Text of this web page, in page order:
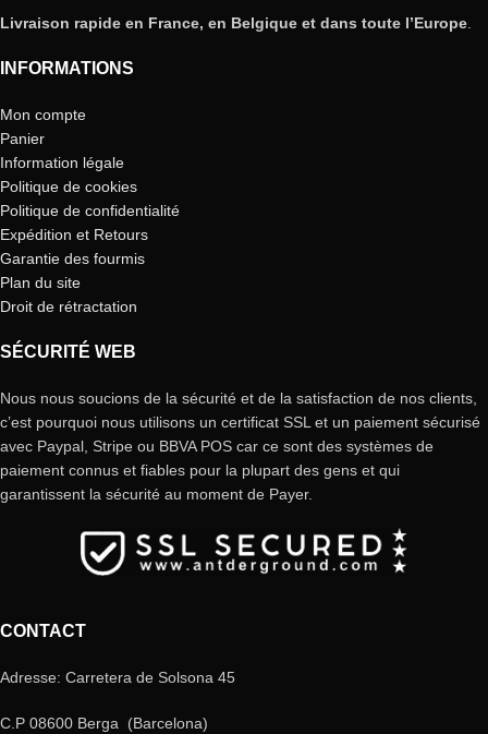
Livraison rapide en France, en Belgique et dans toute l’Europe
INFORMATIONS
Mon compte
Panier
Information légale
Politique de cookies
Politique de confidentialité
Expédition et Retours
Garantie des fourmis
Plan du site
Droit de rétractation
SÉCURITÉ WEB
Nous nous soucions de la sécurité et de la satisfaction de nos clients,
c’est pourquoi nous utilisons un certificat SSL et un paiement sécurisé
avec Paypal, Stripe ou BBVA POS car ce sont des systèmes de
paiement connus et fiables pour la plupart des gens et qui
garantissent la sécurité au moment de Payer.
CONTACT
Adresse: Carretera de Solsona 45
C.P 08600 Berga (Barcelona)